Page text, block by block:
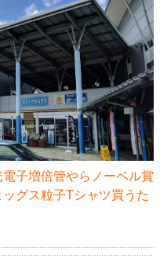
子増倍管やらノーベル賞
グス粒子Tシャツ買うた